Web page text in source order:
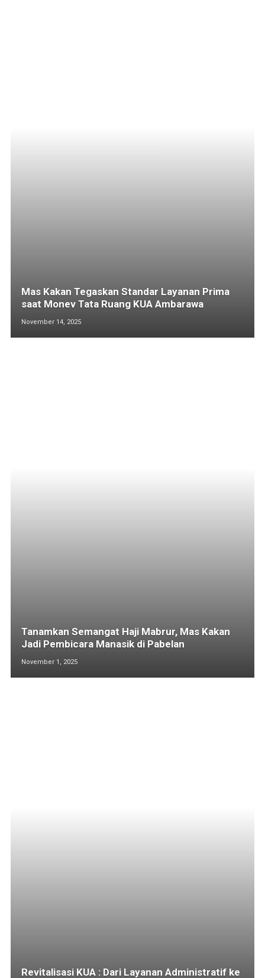
Mas Kakan Tegaskan Standar Layanan Prima
saat Monev Tata Ruang KUA Ambarawa
November 14, 2025
Tanamkan Semangat Haji Mabrur, Mas Kakan
Jadi Pembicara Manasik di Pabelan
November 1, 2025
Revitalisasi KUA : Dari Layanan Administratif ke